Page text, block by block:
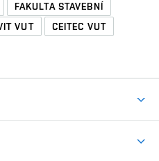
FAKULTA STAVEBNÍ
VUT
CEITEC VUT